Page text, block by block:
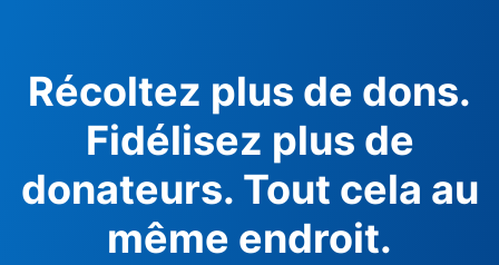
Récoltez plus de dons.
Fidélisez plus de
donateurs. Tout cela au
même endroit.